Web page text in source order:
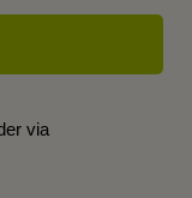
via